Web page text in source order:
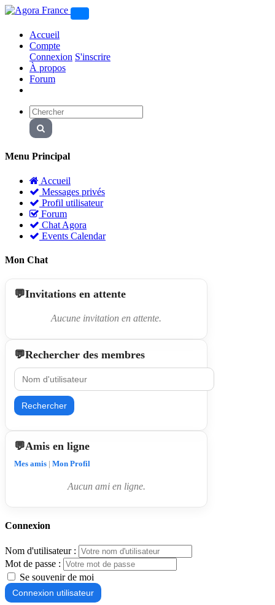
Accueil
Compte
Connexion S'inscrire
À propos
Forum
Menu Principal
Accueil
Messages privés
Profil utilisateur
Forum
Chat Agora
Events Calendar
Mon Chat
Invitations en attente
Aucune invitation en attente.
Rechercher des membres
Rechercher
Amis en ligne
Mes amis | Mon Profil
Aucun ami en ligne.
Connexion
Nom d'utilisateur :
Mot de passe :
Se souvenir de moi